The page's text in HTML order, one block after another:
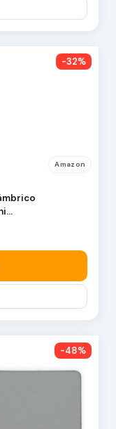
-32%
Amazon
-48%